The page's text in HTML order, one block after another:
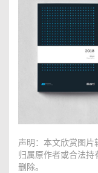
声明：本文欣赏图片
归属原作者或合法持
删除。